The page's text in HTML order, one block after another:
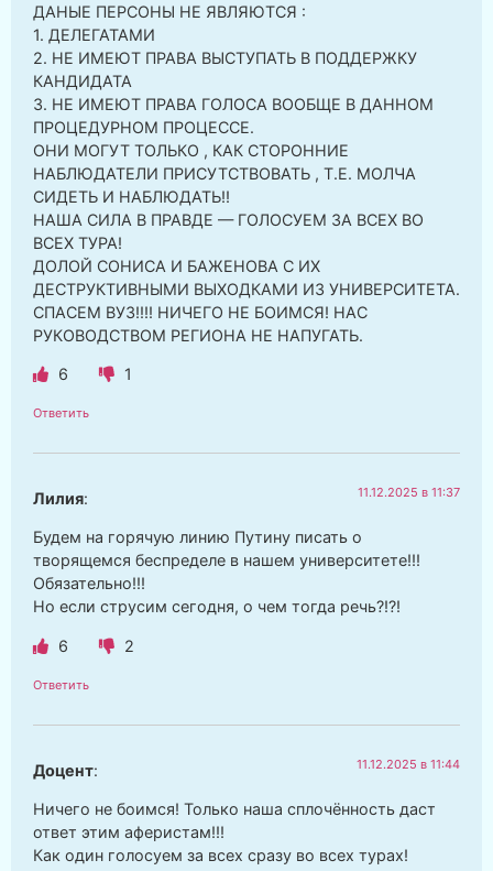
ДАНЫЕ ПЕРСОНЫ НЕ ЯВЛЯЮТСЯ :
1. ДЕЛЕГАТАМИ
2. НЕ ИМЕЮТ ПРАВА ВЫСТУПАТЬ В ПОДДЕРЖКУ
КАНДИДАТА
3. НЕ ИМЕЮТ ПРАВА ГОЛОСА ВООБЩЕ В ДАННОМ
ПРОЦЕДУРНОМ ПРОЦЕССЕ.
ОНИ МОГУТ ТОЛЬКО , КАК СТОРОННИЕ
НАБЛЮДАТЕЛИ ПРИСУТСТВОВАТЬ , Т.Е. МОЛЧА
СИДЕТЬ И НАБЛЮДАТЬ!!
НАША СИЛА В ПРАВДЕ — ГОЛОСУЕМ ЗА ВСЕХ ВО
ВСЕХ ТУРА!
ДОЛОЙ СОНИСА И БАЖЕНОВА С ИХ
ДЕСТРУКТИВНЫМИ ВЫХОДКАМИ ИЗ УНИВЕРСИТЕТА.
СПАСЕМ ВУЗ!!!! НИЧЕГО НЕ БОИМСЯ! НАС
РУКОВОДСТВОМ РЕГИОНА НЕ НАПУГАТЬ.
6 1
Ответить
Лилия: 11.12.2025 в 11:37
Будем на горячую линию Путину писать о
творящемся беспределе в нашем университете!!!
Обязательно!!!
Но если струсим сегодня, о чем тогда речь?!?!
6 2
Ответить
Доцент: 11.12.2025 в 11:44
Ничего не боимся! Только наша сплочённость даст
ответ этим аферистам!!!
Как один голосуем за всех сразу во всех турах!